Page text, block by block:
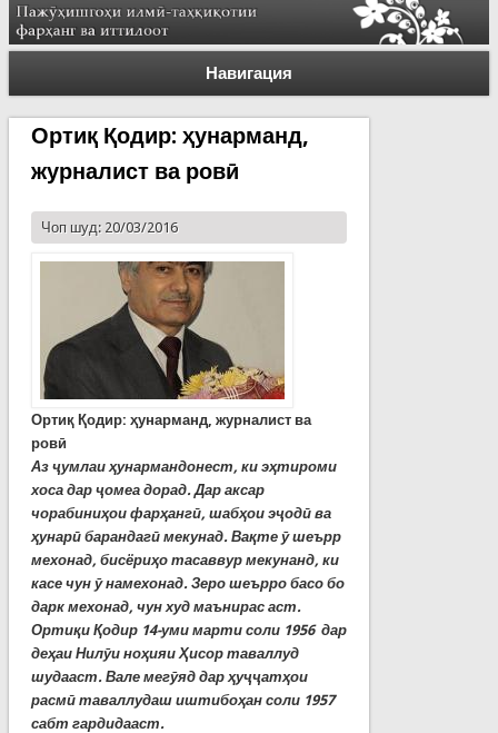
Навигация
Ортиқ Қодир: ҳунарманд,
журналист ва ровӣ
Чоп шуд: 20/03/2016
Ортиқ Қодир: ҳунарманд, журналист ва
ровӣ
Аз ҷумлаи ҳунармандонест, ки эҳтироми
хоса дар ҷомеа дорад. Дар аксар
чорабиниҳои фарҳангӣ, шабҳои эҷодӣ ва
ҳунарӣ барандагӣ мекунад. Вақте ӯ шеърр
мехонад, бисёриҳо тасаввур мекунанд, ки
касе чун ӯ намехонад. Зеро шеърро басо бо
дарк мехонад, чун худ маънирас аст.
Ортиқи Қодир 14-уми марти соли 1956 дар
деҳаи Нилӯи ноҳияи Ҳисор таваллуд
шудааст. Вале мегӯяд дар ҳуҷҷатҳои
расмӣ таваллудаш иштибоҳан соли 1957
сабт гардидааст.